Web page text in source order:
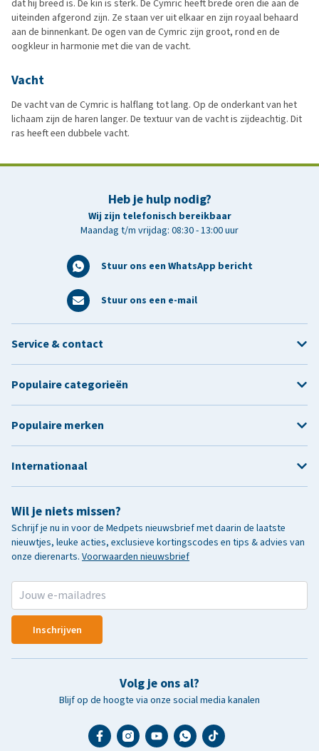
dat hij breed is. De kin is sterk. De Cymric heeft brede oren die aan de
uiteinden afgerond zijn. Ze staan ver uit elkaar en zijn royaal behaard
aan de binnenkant. De ogen van de Cymric zijn groot, rond en de
oogkleur in harmonie met die van de vacht.
Vacht
De vacht van de Cymric is halflang tot lang. Op de onderkant van het
lichaam zijn de haren langer. De textuur van de vacht is zijdeachtig. Dit
ras heeft een dubbele vacht.
Heb je hulp nodig?
Wij zijn telefonisch bereikbaar
Maandag t/m vrijdag: 08:30 - 13:00 uur
Stuur ons een WhatsApp bericht
Stuur ons een e-mail
Wil je niets missen?
Schrijf je nu in voor de Medpets nieuwsbrief met daarin de laatste
nieuwtjes, leuke acties, exclusieve kortingscodes en tips & advies van
onze dierenarts. Voorwaarden nieuwsbrief
Inschrijven
Volg je ons al?
Blijf op de hoogte via onze social media kanalen
Service & contact
Populaire categorieën
Populaire merken
Internationaal